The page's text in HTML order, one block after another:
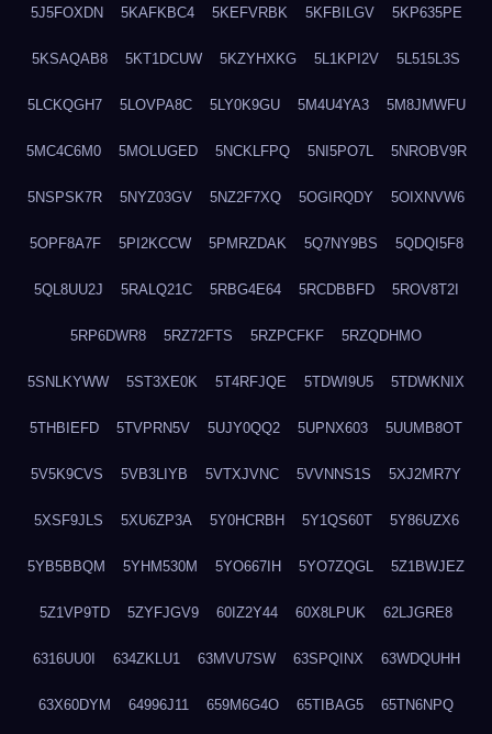
5J5FOXDN 5KAFKBC4 5KEFVRBK 5KFBILGV 5KP635PE
5KSAQAB8 5KT1DCUW 5KZYHXKG 5L1KPI2V 5L515L3S
5LCKQGH7 5LOVPA8C 5LY0K9GU 5M4U4YA3 5M8JMWFU
5MC4C6M0 5MOLUGED 5NCKLFPQ 5NI5PO7L 5NROBV9R
5NSPSK7R 5NYZ03GV 5NZ2F7XQ 5OGIRQDY 5OIXNVW6
5OPF8A7F 5PI2KCCW 5PMRZDAK 5Q7NY9BS 5QDQI5F8
5QL8UU2J 5RALQ21C 5RBG4E64 5RCDBBFD 5ROV8T2I
5RP6DWR8 5RZ72FTS 5RZPCFKF 5RZQDHMO
5SNLKYWW 5ST3XE0K 5T4RFJQE 5TDWI9U5 5TDWKNIX
5THBIEFD 5TVPRN5V 5UJY0QQ2 5UPNX603 5UUMB8OT
5V5K9CVS 5VB3LIYB 5VTXJVNC 5VVNNS1S 5XJ2MR7Y
5XSF9JLS 5XU6ZP3A 5Y0HCRBH 5Y1QS60T 5Y86UZX6
5YB5BBQM 5YHM530M 5YO667IH 5YO7ZQGL 5Z1BWJEZ
5Z1VP9TD 5ZYFJGV9 60IZ2Y44 60X8LPUK 62LJGRE8
6316UU0I 634ZKLU1 63MVU7SW 63SPQINX 63WDQUHH
63X60DYM 64996J11 659M6G4O 65TIBAG5 65TN6NPQ